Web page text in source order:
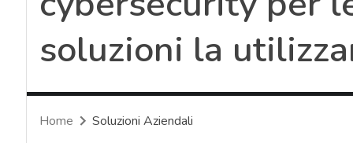
soluzioni la
Home Soluzioni Aziendali